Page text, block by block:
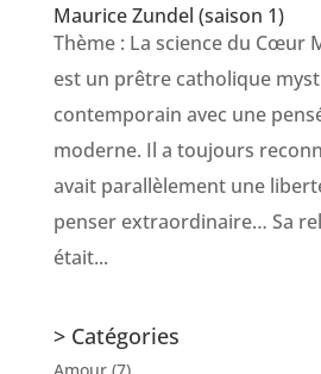
Maurice Zundel (saison 1)
Thème : La science du Cœur
est un prêtre catholique
contemporain avec une
moderne. Il a toujours
avait parallèlement une
penser extraordinaire… Sa
était...
> Catégories